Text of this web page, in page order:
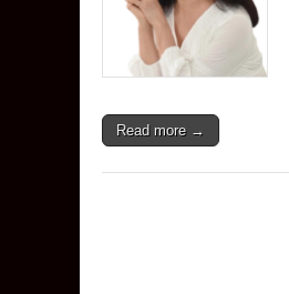
Read more →